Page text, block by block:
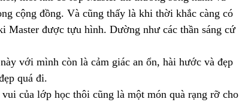
cộng đồng. Và cũng thấy là khi thời khắc càng có
Master được tựu hình. Dường như các thần sáng cứ
với mình còn là cảm giác an ổn, hài hước và đẹp
quá đi.
của lớp học thôi cũng là một món quà rạng rỡ cho